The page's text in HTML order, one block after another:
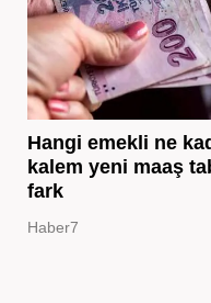
Hangi emekli ne
kalem yeni maaş
fark
Haber7